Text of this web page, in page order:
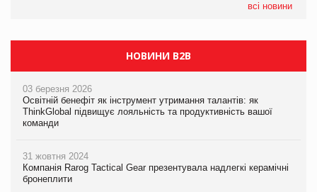
всі новини
НОВИНИ B2B
03 березня 2026
Освітній бенефіт як інструмент утримання талантів: як
ThinkGlobal підвищує лояльність та продуктивність вашої
команди
31 жовтня 2024
Компанія Rarog Tactical Gear презентувала надлегкі керамічні
бронеплити